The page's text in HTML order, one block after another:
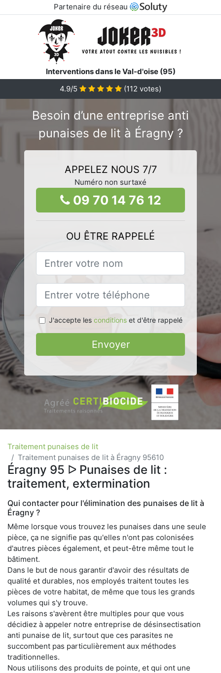
Partenaire du réseau
Interventions dans le Val-d'oise (95)
4.9/5
(112 votes)
Besoin d’une entreprise anti
punaises de lit à Éragny ?
APPELEZ NOUS 7/7
Numéro non surtaxé
09 70 14 76 12
OU ÊTRE RAPPELÉ
J'accepte les conditionset d'être rappelé
Envoyer
Traitement punaises de lit
Traitement punaises de lit à Éragny 95610
Éragny 95 ᐅ Punaises de lit :
traitement, extermination
Qui contacter pour l'élimination des punaises de lit à
Éragny ?
Même lorsque vous trouvez les punaises dans une seule
pièce, ça ne signifie pas qu'elles n'ont pas colonisées
d'autres pièces également, et peut-être même tout le
bâtiment.
Dans le but de nous garantir d'avoir des résultats de
qualité et durables, nos employés traitent toutes les
pièces de votre habitat, de même que tous les grands
volumes qui s'y trouve.
Les raisons s'avèrent être multiples pour que vous
décidiez à appeler notre entreprise de désinsectisation
anti punaise de lit, surtout que ces parasites ne
succombent pas particulièrement aux méthodes
traditionnelles.
Nous utilisons des produits de pointe, et qui ont une